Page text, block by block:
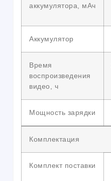
аккумулятора, мАч
Аккумулятор
Время
воспроизведения
видео, ч
Мощность зарядки
Комплектация
Комплект поставки